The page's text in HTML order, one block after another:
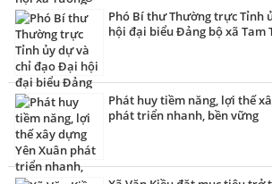
Phó Bí thư Thường trực Tỉnh
hội đại biểu Đảng bộ xã Tam
Phát huy tiềm năng, lợi thế
phát triển nhanh, bền vững